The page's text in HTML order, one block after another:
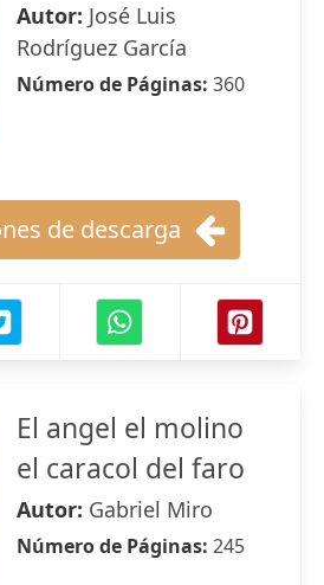
Autor: José Luis
Rodríguez García
Número de Páginas: 360
de descarga
El angel el molino
el caracol del faro
Autor: Gabriel Miro
Número de Páginas: 245